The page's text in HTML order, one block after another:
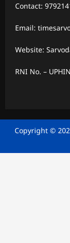
Contact:
Email:
Website:
RNI No. –
Copyright ©